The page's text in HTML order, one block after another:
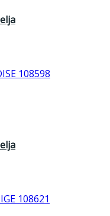
108598
108621